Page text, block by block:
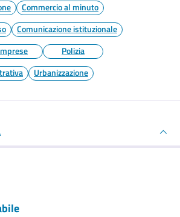
Commercio al minuto
Comunicazione istituzionale
Polizia
Urbanizzazione